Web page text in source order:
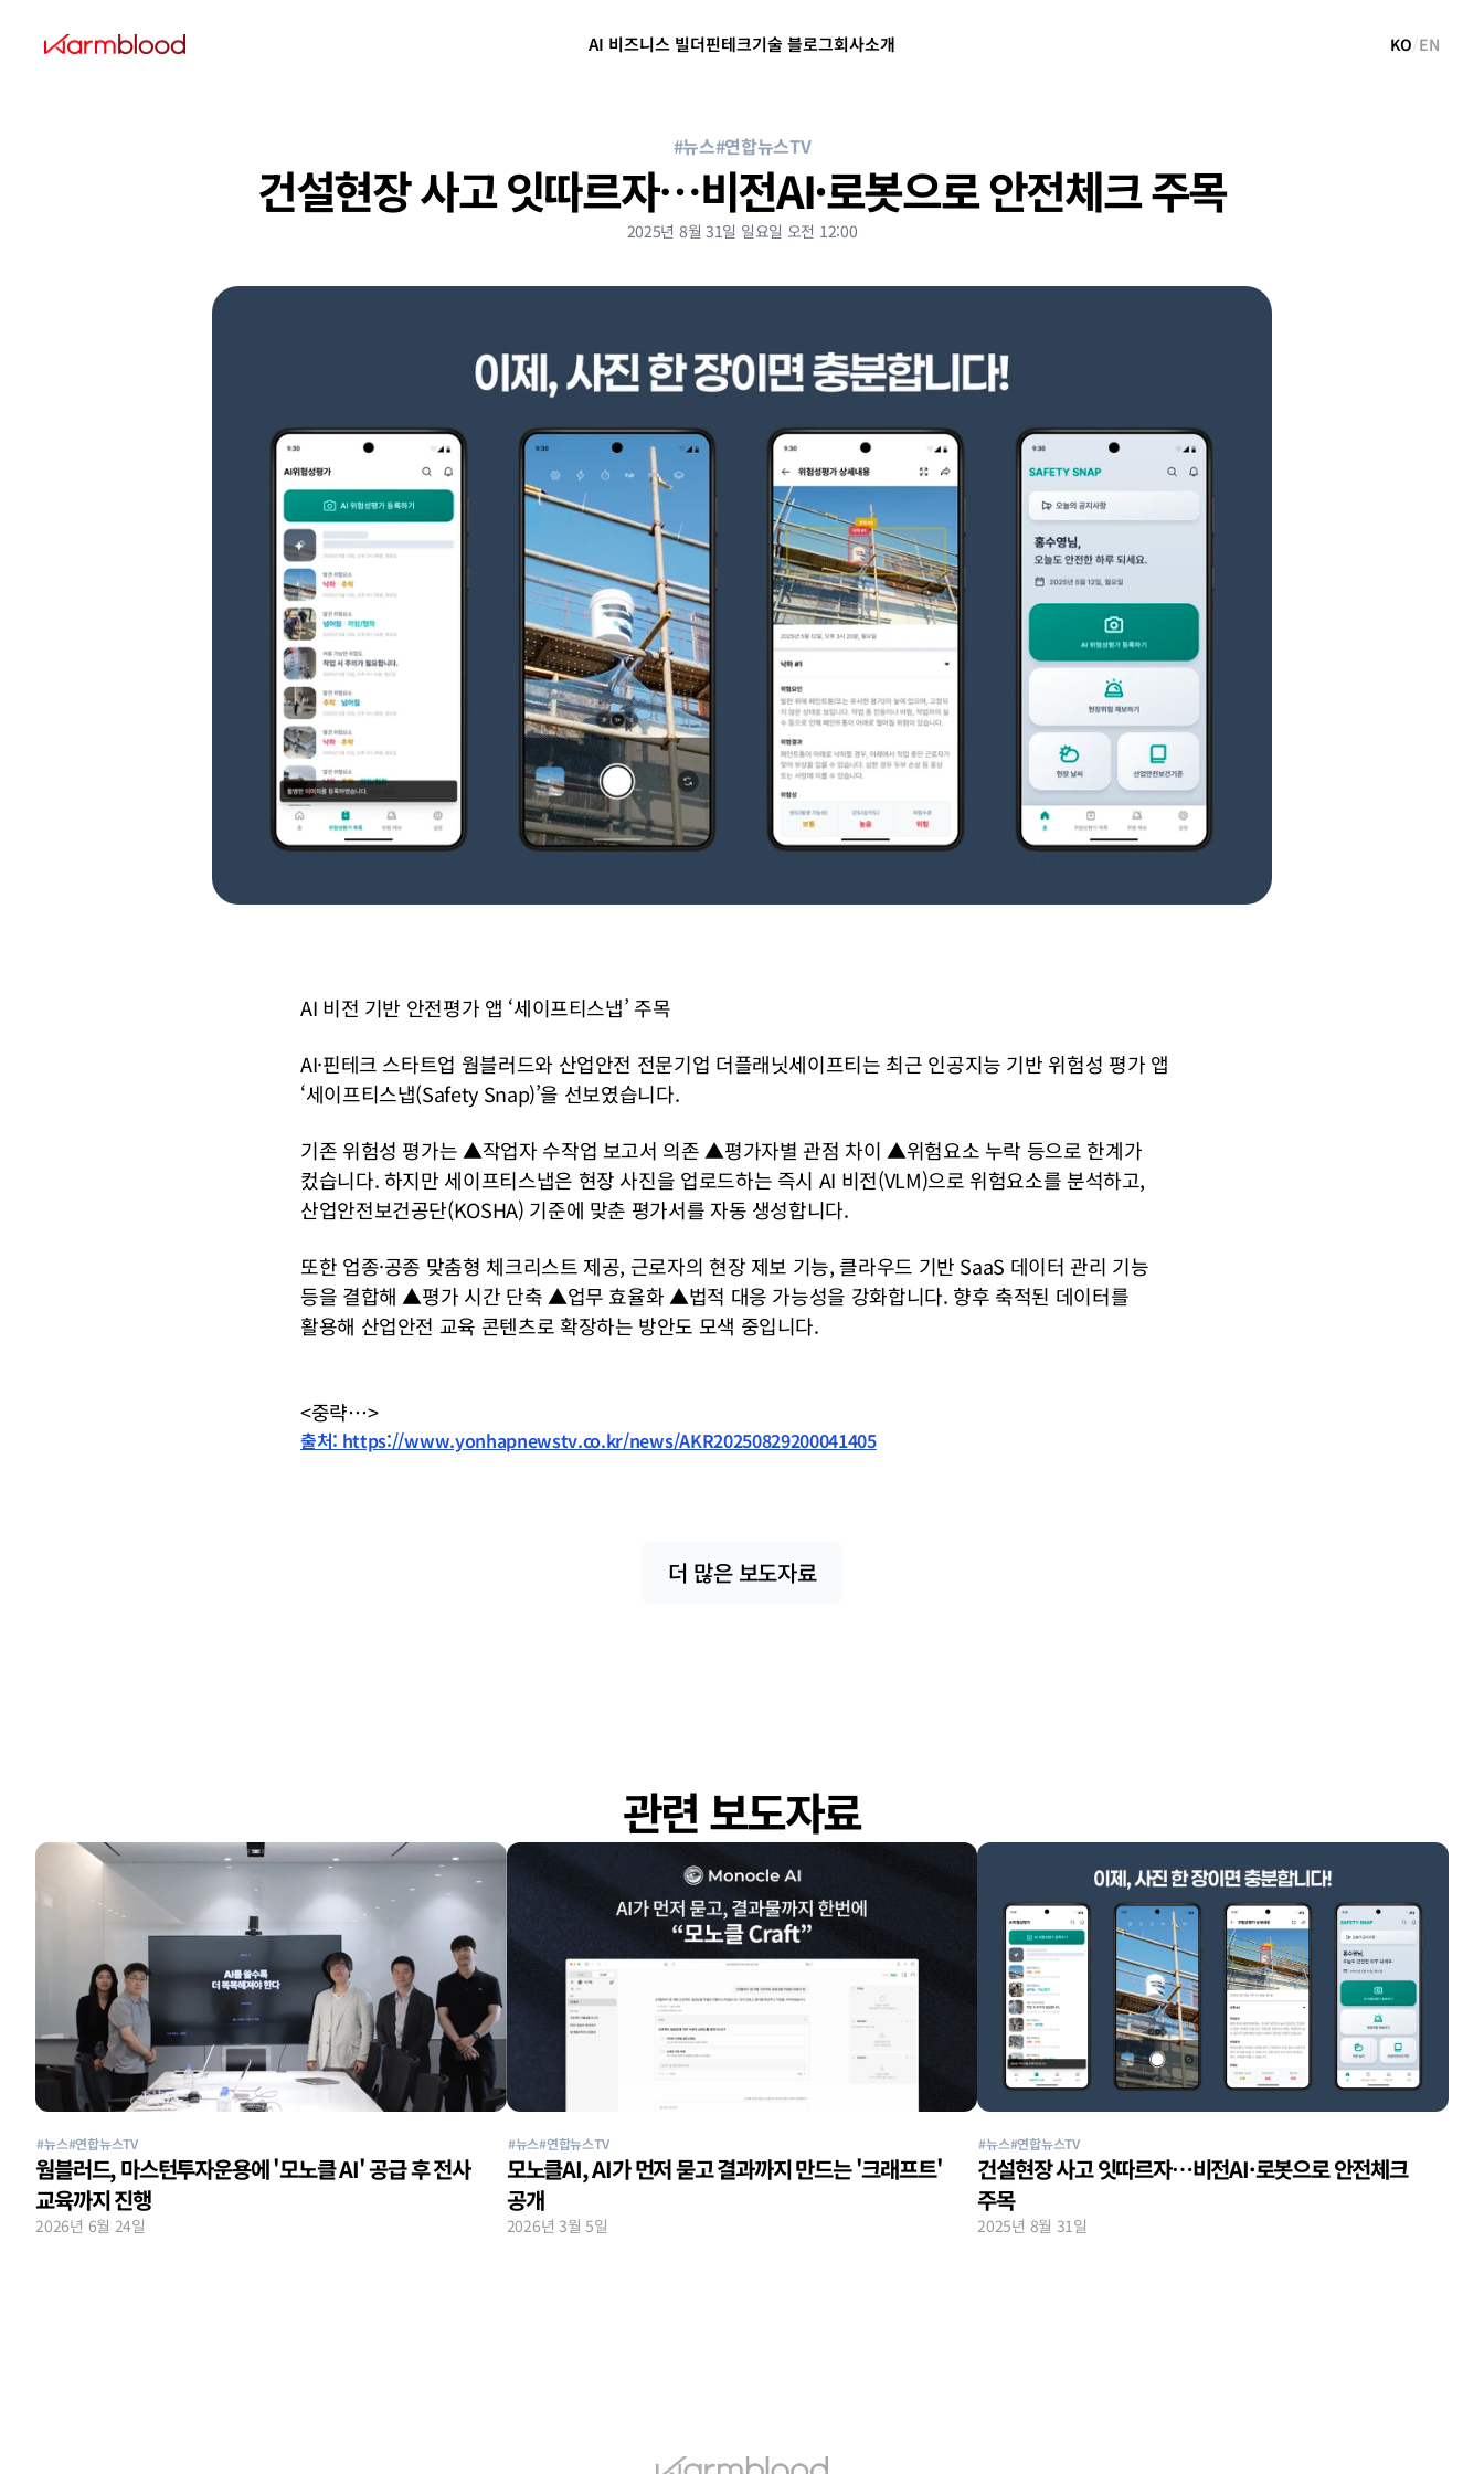
AI 비즈니스 빌더핀테크기술 블로그회사소개 KO/EN
#뉴스#연합뉴스TV
건설현장 사고 잇따르자…비전AI·로봇으로 안전체크 주목
2025년 8월 31일 일요일 오전 12:00
AI 비전 기반 안전평가 앱 ‘세이프티스냅’ 주목
AI·핀테크 스타트업 웜블러드와 산업안전 전문기업 더플래닛세이프티는 최근 인공지능 기반 위험성 평가 앱
‘세이프티스냅(Safety Snap)’을 선보였습니다.
기존 위험성 평가는 ▲작업자 수작업 보고서 의존 ▲평가자별 관점 차이 ▲위험요소 누락 등으로 한계가
컸습니다. 하지만 세이프티스냅은 현장 사진을 업로드하는 즉시 AI 비전(VLM)으로 위험요소를 분석하고,
산업안전보건공단(KOSHA) 기준에 맞춘 평가서를 자동 생성합니다.
또한 업종·공종 맞춤형 체크리스트 제공, 근로자의 현장 제보 기능, 클라우드 기반 SaaS 데이터 관리 기능
등을 결합해 ▲평가 시간 단축 ▲업무 효율화 ▲법적 대응 가능성을 강화합니다. 향후 축적된 데이터를
활용해 산업안전 교육 콘텐츠로 확장하는 방안도 모색 중입니다.
<중략…>
출처: https://www.yonhapnewstv.co.kr/news/AKR20250829200041405
더 많은 보도자료
관련 보도자료
#뉴스#연합뉴스TV
웜블러드, 마스턴투자운용에 '모노클 AI' 공급 후 전사
교육까지 진행
2026년 6월 24일
#뉴스#연합뉴스TV
모노클AI, AI가 먼저 묻고 결과까지 만드는 '크래프트'
공개
2026년 3월 5일
#뉴스#연합뉴스TV
건설현장 사고 잇따르자…비전AI·로봇으로 안전체크
주목
2025년 8월 31일